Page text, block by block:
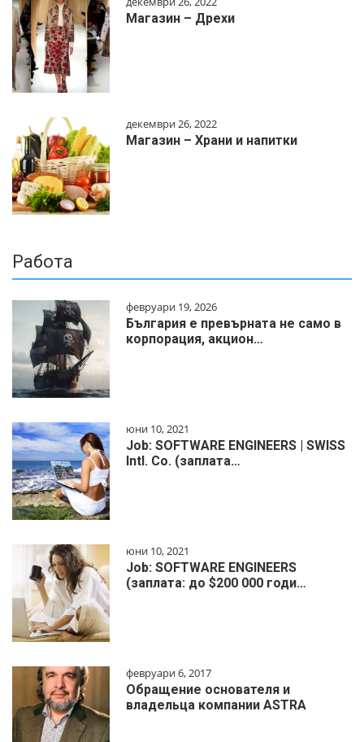
Магазин – Дрехи
декември 26, 2022
Магазин – Храни и напитки
Работа
февруари 19, 2026
България е превърната не само в
корпорация, акцион…
юни 10, 2021
Job: SOFTWARE ENGINEERS | SWISS
Intl. Co. (заплата…
юни 10, 2021
Job: SOFTWARE ENGINEERS
(заплата: до $200 000 годи…
февруари 6, 2017
Обращение основателя и
владельца компании ASTRA